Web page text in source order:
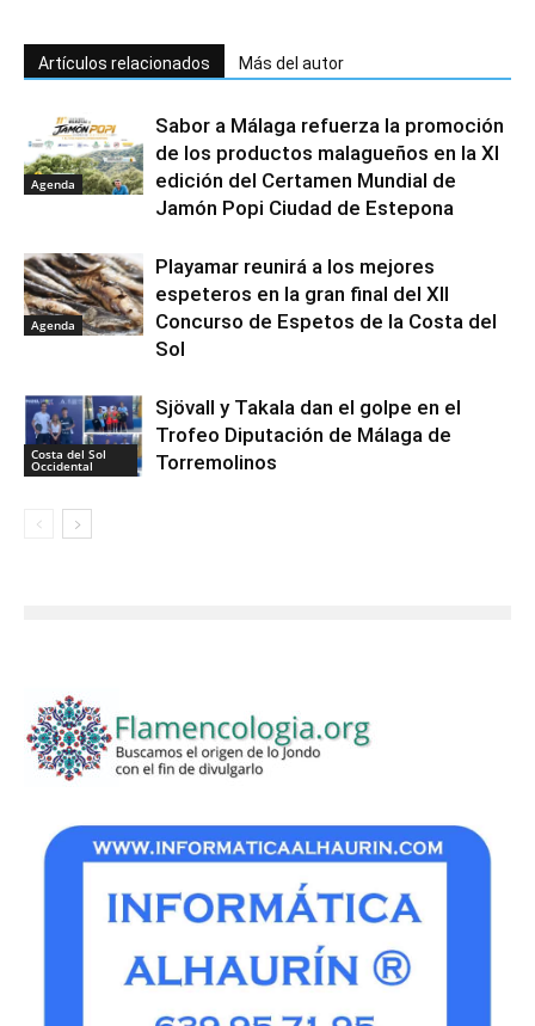
Artículos relacionados Más del autor
Agenda
Sabor a Málaga refuerza la promoción
de los productos malagueños en la XI
edición del Certamen Mundial de
Jamón Popi Ciudad de Estepona
Agenda
Playamar reunirá a los mejores
espeteros en la gran final del XII
Concurso de Espetos de la Costa del
Sol
Costa del Sol
Occidental
Sjövall y Takala dan el golpe en el
Trofeo Diputación de Málaga de
Torremolinos